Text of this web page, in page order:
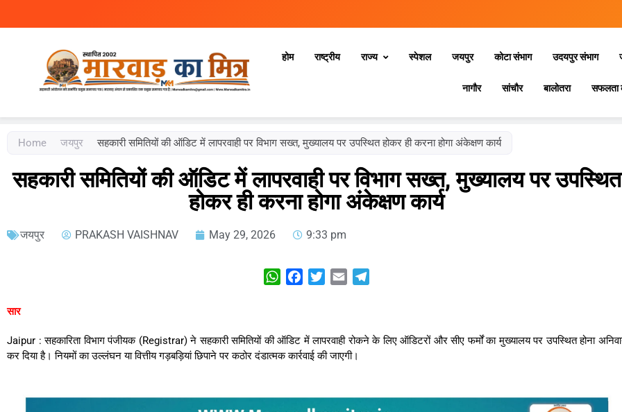
Marwad Ka Mitra
होम राष्ट्रीय राज्य स्‍पेशल जयपुर कोटा संभाग उदयपुर संभाग
नागौर सांचौर बालोतरा सफलता
Home जयपुर सहकारी समितियों की ऑडिट में लापरवाही पर विभाग सख्त, मुख्यालय पर उपस्थित होकर ही करना होगा अंकेक्षण कार्य
सहकारी समितियों की ऑडिट में लापरवाही पर विभाग सख्त, मुख्यालय पर उपस्थित
होकर ही करना होगा अंकेक्षण कार्य
जयपुर PRAKASH VAISHNAV May 29, 2026 9:33 pm
WhatsAppFacebookTwitterEmail
सार
Jaipur : सहकारिता विभाग पंजीयक (Registrar) ने सहकारी समितियों की ऑडिट में लापरवाही रोकने के लिए ऑडिटरों और सीए फर्मों का मुख्यालय पर उपस्थित होना
कर दिया है। नियमों का उल्लंघन या वित्तीय गड़बड़ियां छिपाने पर कठोर दंडात्मक कार्रवाई की जाएगी।